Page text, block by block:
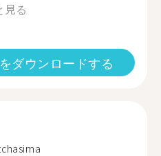
見る
ダウンロードする